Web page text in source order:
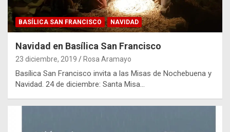
BASÍLICA SAN FRANCISCO NAVIDAD
Navidad en Basílica San Francisco
23 diciembre, 2019 Rosa Aramayo
Basílica San Francisco invita a las Misas de Nochebuena y
Navidad. 24 de diciembre: Santa Misa…